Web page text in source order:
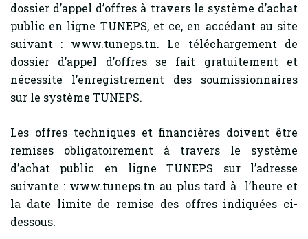
dossier d’appel d’offres à travers le système d’achat
public en ligne TUNEPS, et ce, en accédant au site
suivant : www.tuneps.tn. Le téléchargement de
dossier d’appel d’offres se fait gratuitement et
nécessite l’enregistrement des soumissionnaires
sur le système TUNEPS.
Les offres techniques et financières doivent être
remises obligatoirement à travers le système
d’achat public en ligne TUNEPS sur l’adresse
suivante : www.tuneps.tn au plus tard à l’heure et
la date limite de remise des offres indiquées ci-
dessous.